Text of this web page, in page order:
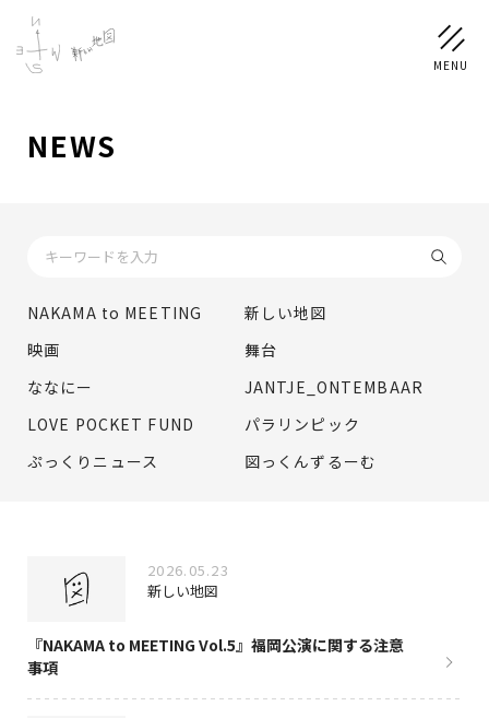
NEWS
香取 慎吾
DISCOGRAPHY
CHIZUSHOP
CHIZULOG
NEWS
NAKAMA to MEETING
新しい地図
映画
舞台
ななにー
JANTJE_ONTEMBAAR
LOVE POCKET FUND
パラリンピック
ぷっくりニュース
図っくんずるーむ
2026.05.23
新しい地図
『NAKAMA to MEETING Vol.5』福岡公演に関する注意
事項